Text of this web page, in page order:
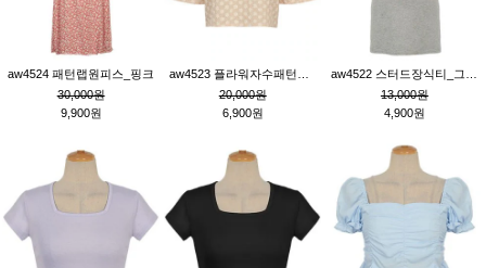
aw4524 패턴랩원피스_핑크
30,000원
9,900원
20,000원
6,900원
13,000원
4,900원